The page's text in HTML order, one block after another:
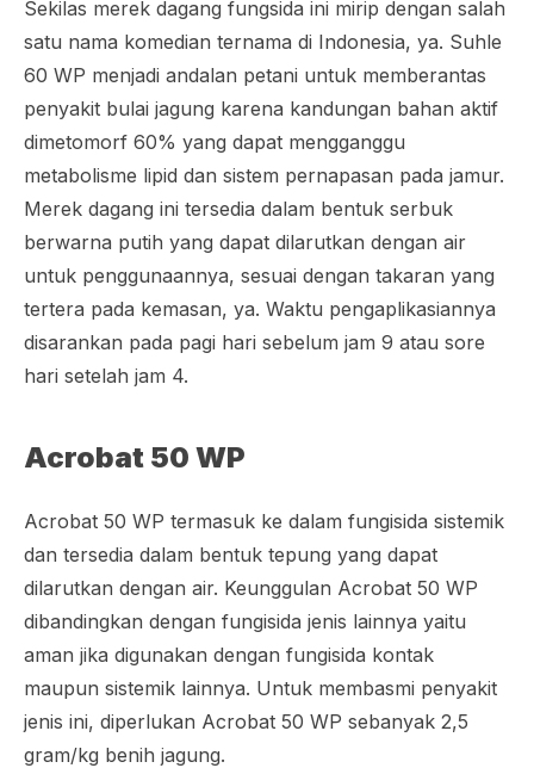
Sekilas merek dagang fungsida ini mirip dengan salah
satu nama komedian ternama di Indonesia, ya. Suhle
60 WP menjadi andalan petani untuk memberantas
penyakit bulai jagung karena kandungan bahan aktif
dimetomorf 60% yang dapat mengganggu
metabolisme lipid dan sistem pernapasan pada jamur.
Merek dagang ini tersedia dalam bentuk serbuk
berwarna putih yang dapat dilarutkan dengan air
untuk penggunaannya, sesuai dengan takaran yang
tertera pada kemasan, ya. Waktu pengaplikasiannya
disarankan pada pagi hari sebelum jam 9 atau sore
hari setelah jam 4.
Acrobat 50 WP
Acrobat 50 WP termasuk ke dalam fungisida sistemik
dan tersedia dalam bentuk tepung yang dapat
dilarutkan dengan air. Keunggulan Acrobat 50 WP
dibandingkan dengan fungisida jenis lainnya yaitu
aman jika digunakan dengan fungisida kontak
maupun sistemik lainnya. Untuk membasmi penyakit
jenis ini, diperlukan Acrobat 50 WP sebanyak 2,5
gram/kg benih jagung.